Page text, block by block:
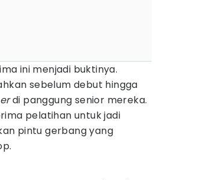
ini menjadi buktinya.
sebelum debut hingga
di panggung senior mereka.
pelatihan untuk jadi
pintu gerbang yang